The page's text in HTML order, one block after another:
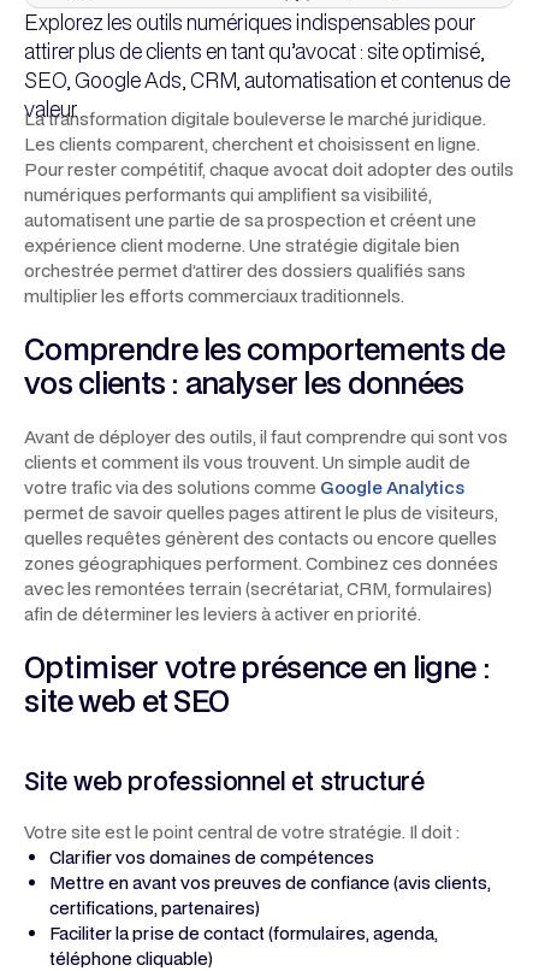
Explorez les outils numériques indispensables pour
attirer plus de clients en tant qu’avocat : site optimisé,
SEO, Google Ads, CRM, automatisation et contenus de
valeur.
La transformation digitale bouleverse le marché juridique.
Les clients comparent, cherchent et choisissent en ligne.
Pour rester compétitif, chaque avocat doit adopter des outils
numériques performants qui amplifient sa visibilité,
automatisent une partie de sa prospection et créent une
expérience client moderne. Une stratégie digitale bien
orchestrée permet d’attirer des dossiers qualifiés sans
multiplier les efforts commerciaux traditionnels.
Comprendre les comportements de
vos clients : analyser les données
Avant de déployer des outils, il faut comprendre qui sont vos
clients et comment ils vous trouvent. Un simple audit de
votre trafic via des solutions comme Google Analytics
permet de savoir quelles pages attirent le plus de visiteurs,
quelles requêtes génèrent des contacts ou encore quelles
zones géographiques performent. Combinez ces données
avec les remontées terrain (secrétariat, CRM, formulaires)
afin de déterminer les leviers à activer en priorité.
Optimiser votre présence en ligne :
site web et SEO
Site web professionnel et structuré
Votre site est le point central de votre stratégie. Il doit :
Clarifier vos domaines de compétences
Mettre en avant vos preuves de confiance (avis clients,
certifications, partenaires)
Faciliter la prise de contact (formulaires, agenda,
téléphone cliquable)